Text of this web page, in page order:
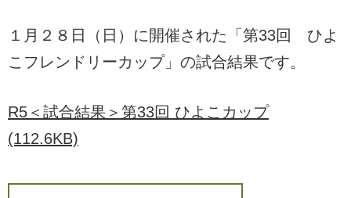
１月２８日（日）に開催された「第33回 ひよ
こフレンドリーカップ」の試合結果です。
R5＜試合結果＞第33回 ひよこカップ
(112.6KB)